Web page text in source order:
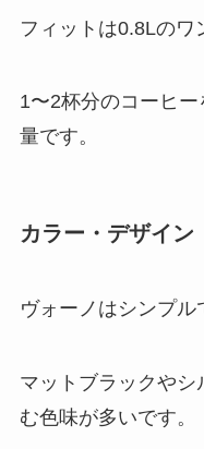
フィットは0.8Lのワ
1〜2杯分のコーヒ
量です。
カラー・デザイン
ヴォーノはシンプル
マットブラックや
む色味が多いです。